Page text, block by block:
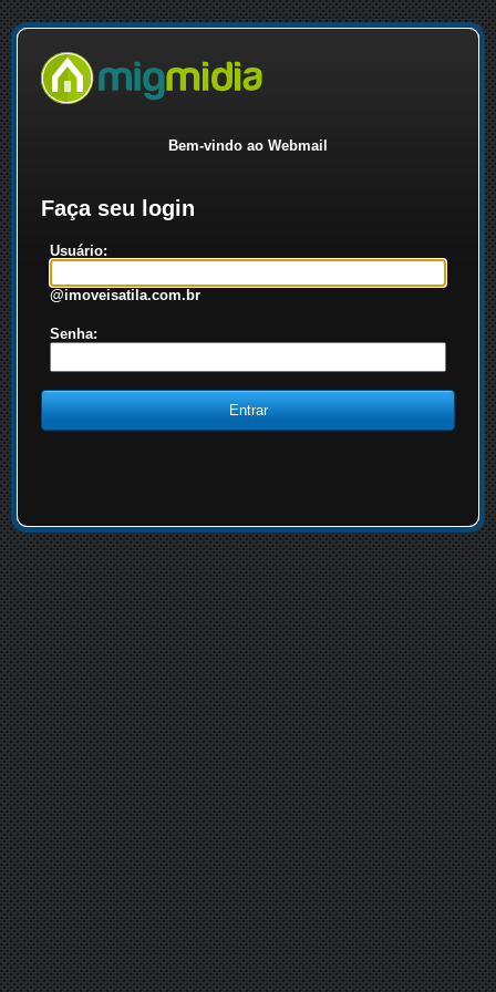
Bem-vindo ao Webmail
Faça seu login
Usuário:
@imoveisatila.com.br
Senha: